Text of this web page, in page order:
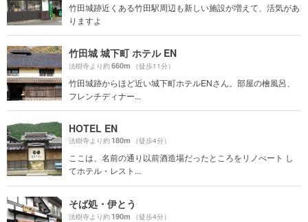
竹田城跡近くある竹田駅周辺も新しい施設が増えて、活気があ
りますよ
竹田城 城下町 ホテル EN
法樹寺より約660m （徒歩11分）
竹田城跡からほど近い城下町ホテルENさん。部屋の檜風呂、
フレンチディナー...
HOTEL EN
法樹寺より約180m （徒歩4分）
ここは、名前の通り以前酒造場だったところをリノべート し
てホテル・レスト...
そば処・伊とう
法樹寺より約190m （徒歩4分）